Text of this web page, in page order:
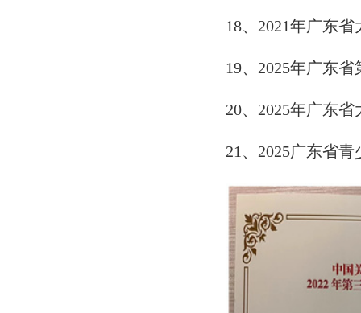
18、2021年广东省
19、2025年广东
20、2025年广东
21、2025广东省